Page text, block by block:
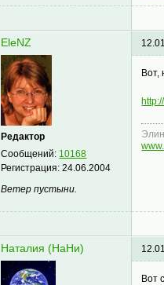
EleNZ
Редактор
Сообщений: 10168
Регистрация:24.06.2004
Ветер пустыни.
Вот,
Наталия (НаНи)
Вот